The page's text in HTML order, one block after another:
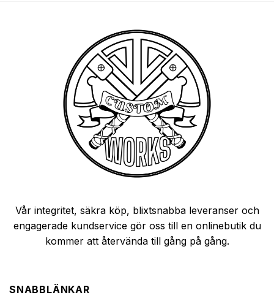
Vår integritet, säkra köp, blixtsnabba leveranser och
engagerade kundservice gör oss till en onlinebutik du
kommer att återvända till gång på gång.
SNABBLÄNKAR